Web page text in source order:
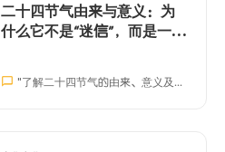
二十四节气由来与意义：为
什么它不是“迷信”，而是一套
" 了解二十四节气的由来、意义及其在现代生活中的应用，帮助孩子提升观察力、中文表达和跨文化沟通能力。